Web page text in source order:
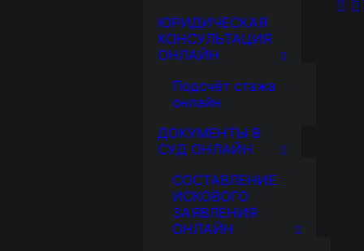
ЮРИДИЧЕСКАЯ
КОНСУЛЬТАЦИЯ
ОНЛАЙН
Подсчёт стажа
онлайн
ДОКУМЕНТЫ В
СУД ОНЛАЙН
СОСТАВЛЕНИЕ
ИСКОВОГО
ЗАЯВЛЕНИЯ
ОНЛАЙН